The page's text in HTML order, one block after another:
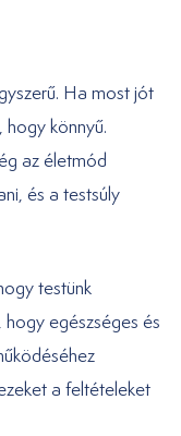
Ha most jót
könnyű.
az életmód
és a testsúly
testünk
hogy egészséges és
a feltételeket